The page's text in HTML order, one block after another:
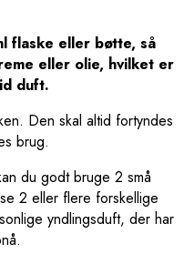
flaske eller bøtte, så
eller olie, hvilket er
duft.
Den skal altid fortyndes
brug.
du godt bruge 2 små
2 eller flere forskellige
yndlingsduft, der har